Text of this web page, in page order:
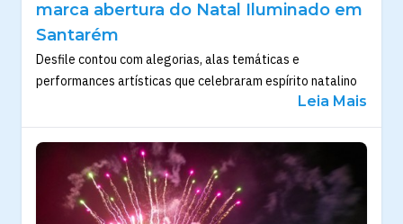
marca abertura do Natal Iluminado em
Santarém
Desfile contou com alegorias, alas temáticas e
performances artísticas que celebraram espírito natalino
Leia Mais